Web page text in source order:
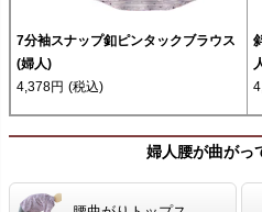
7分袖スナップ釦ピンタックブラウス
(婦人)
4,378円 (税込)
婦人腰が曲がっ